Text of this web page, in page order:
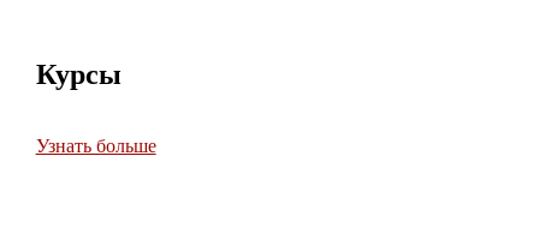
Курсы
Узнать больше